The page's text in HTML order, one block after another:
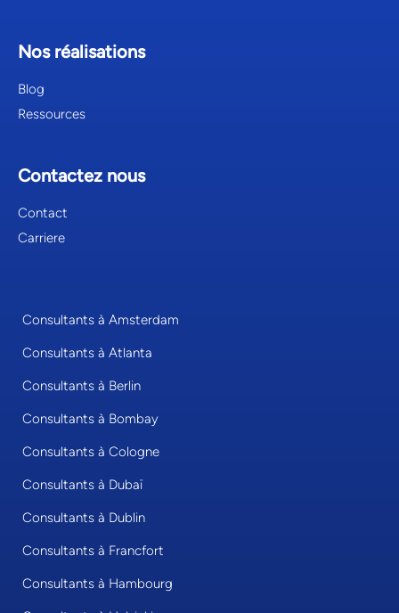
Nos réalisations
Blog
Ressources
Contactez nous
Contact
Carriere
Consultants à Amsterdam
Consultants à Atlanta
Consultants à Berlin
Consultants à Bombay
Consultants à Cologne
Consultants à Dubaï
Consultants à Dublin
Consultants à Francfort
Consultants à Hambourg